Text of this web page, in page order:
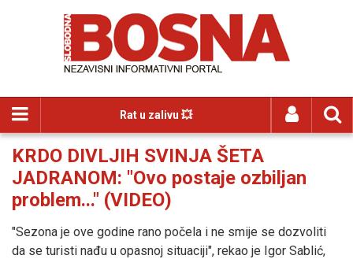
Rat u zalivu 💥
KRDO DIVLJIH SVINJA ŠETA
JADRANOM: "Ovo postaje ozbiljan
problem..." (VIDEO)
"Sezona je ove godine rano počela i ne smije se dozvoliti
da se turisti nađu u opasnoj situaciji", rekao je Igor Sablić,